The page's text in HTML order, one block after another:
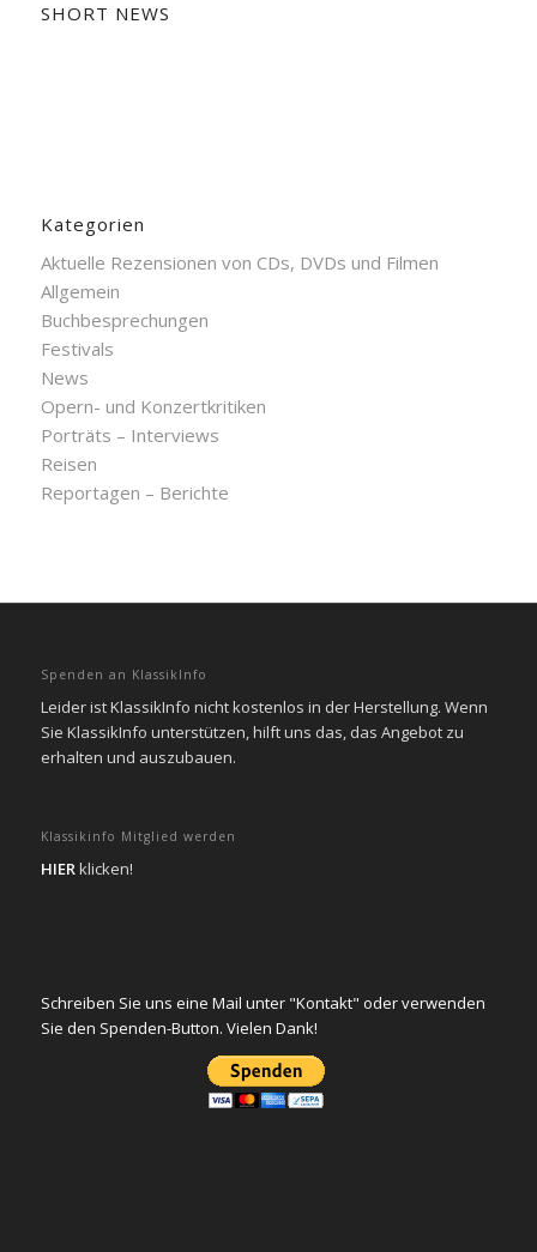
SHORT NEWS
Kategorien
Aktuelle Rezensionen von CDs, DVDs und Filmen
Allgemein
Buchbesprechungen
Festivals
News
Opern- und Konzertkritiken
Porträts – Interviews
Reisen
Reportagen – Berichte
Spenden an KlassikInfo
Leider ist KlassikInfo nicht kostenlos in der Herstellung. Wenn
Sie KlassikInfo unterstützen, hilft uns das, das Angebot zu
erhalten und auszubauen.
Klassikinfo Mitglied werden
HIERklicken!
Schreiben Sie uns eine Mail unter "Kontakt" oder verwenden
Sie den Spenden-Button. Vielen Dank!